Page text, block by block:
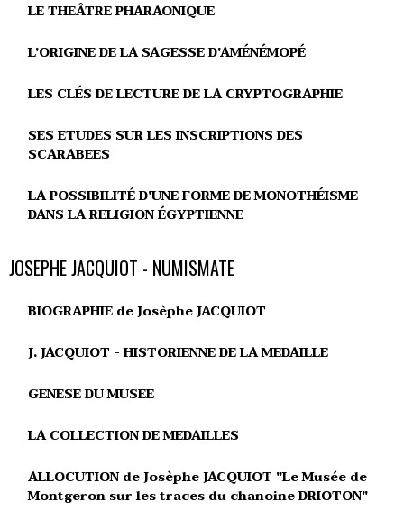
LE THEÂTRE PHARAONIQUE
L'ORIGINE DE LA SAGESSE D'AMÉNÉMOPÉ
LES CLÉS DE LECTURE DE LA CRYPTOGRAPHIE
SES ETUDES SUR LES INSCRIPTIONS DES
SCARABEES
LA POSSIBILITÉ D'UNE FORME DE MONOTHÉISME
DANS LA RELIGION ÉGYPTIENNE
JOSEPHE JACQUIOT - NUMISMATE
BIOGRAPHIE de Josèphe JACQUIOT
J. JACQUIOT - HISTORIENNE DE LA MEDAILLE
GENESE DU MUSEE
LA COLLECTION DE MEDAILLES
ALLOCUTION de Josèphe JACQUIOT "Le Musée de
Montgeron sur les traces du chanoine DRIOTON"